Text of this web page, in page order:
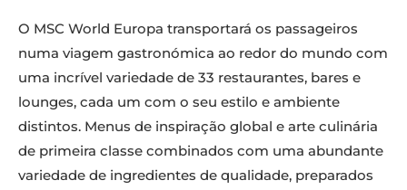
O MSC World Europa transportará os passageiros
numa viagem gastronómica ao redor do mundo com
uma incrível variedade de 33 restaurantes, bares e
lounges, cada um com o seu estilo e ambiente
distintos. Menus de inspiração global e arte culinária
de primeira classe combinados com uma abundante
variedade de ingredientes de qualidade, preparados